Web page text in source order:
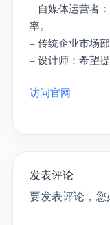
– 自媒体运营者
率。
– 传统企业市场
– 设计师：希望
访问官网
发表评论
要发表评论，您